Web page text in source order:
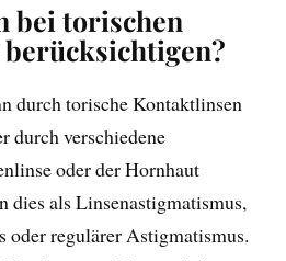
bei torischen
durch torische Kontaktlinsen
durch verschiedene
oder der Hornhaut
dies als Linsenastigmatismus,
oder regulärer Astigmatismus.